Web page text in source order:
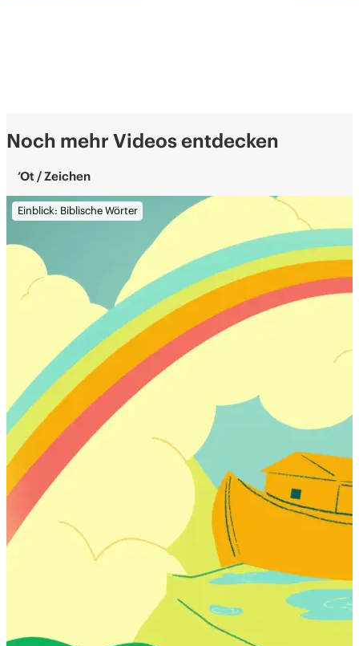
Noch mehr Videos entdecken
’Ot / Zeichen
Einblick: Biblische Wörter